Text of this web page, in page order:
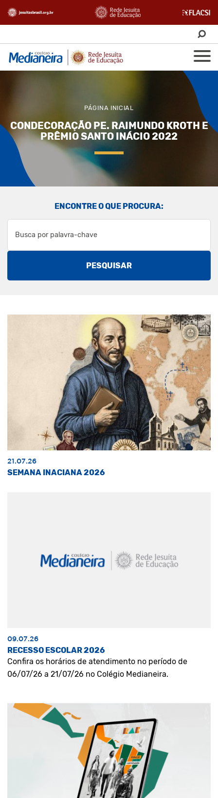
PÁGINA INICIAL
CONDECORAÇÃO PE. RAIMUNDO KROTH E
PRÊMIO SANTO INÁCIO 2022
ENCONTRE O QUE PROCURA:
PESQUISAR
21.07.26
SEMANA INACIANA 2026
09.07.26
RECESSO ESCOLAR 2026
Confira os horários de atendimento no período de
06/07/26 a 21/07/26 no Colégio Medianeira.